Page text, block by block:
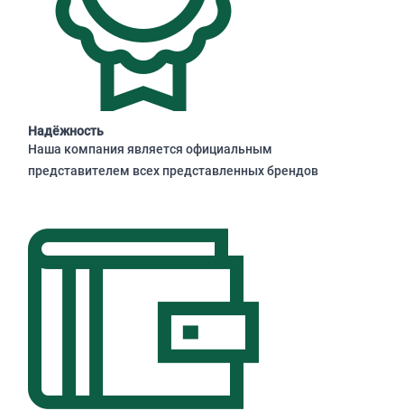
Надёжность
Наша компания является официальным
представителем всех представленных брендов